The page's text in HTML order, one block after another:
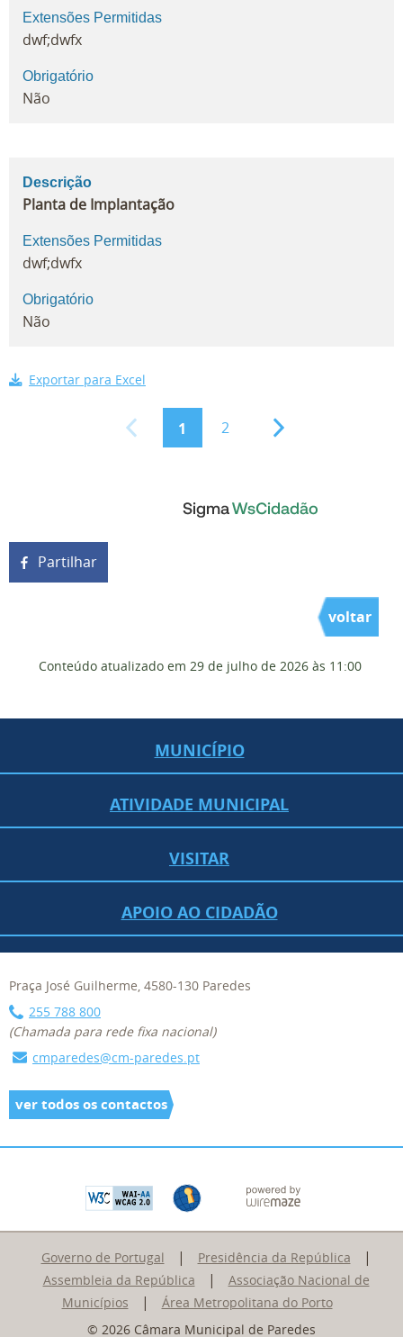
Extensões Permitidas
dwf;dwfx
Obrigatório
Não
Descrição
Planta de Implantação
Extensões Permitidas
dwf;dwfx
Obrigatório
Não
Exportar para Excel
1 2
Partilhar
voltar
Conteúdo atualizado em 29 de julho de 2026 às 11:00
MUNICÍPIO
ATIVIDADE MUNICIPAL
VISITAR
APOIO AO CIDADÃO
Praça José Guilherme, 4580-130 Paredes
255 788 800
(Chamada para rede fixa nacional)
cmparedes@cm-paredes.pt
ver todos os contactos
Governo de Portugal | Presidência da República |
Assembleia da República |
Associação Nacional de
Municípios
|
Área Metropolitana do Porto
© 2026 Câmara Municipal de Paredes